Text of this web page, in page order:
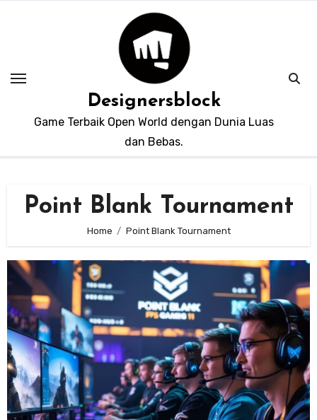
Designersblock
Game Terbaik Open World dengan Dunia Luas
dan Bebas.
Point Blank Tournament
Home Point Blank Tournament